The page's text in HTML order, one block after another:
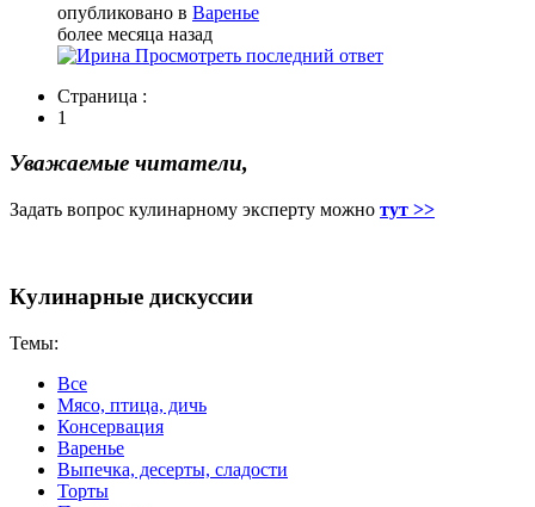
опубликовано в Варенье
более месяца назад
Просмотреть последний ответ
Страница :
1
Уважаемые читатели,
Задать вопрос кулинарному эксперту можно тут >>
Кулинарные дискуссии
Темы:
Все
Мясо, птица, дичь
Консервация
Варенье
Выпечка, десерты, сладости
Торты